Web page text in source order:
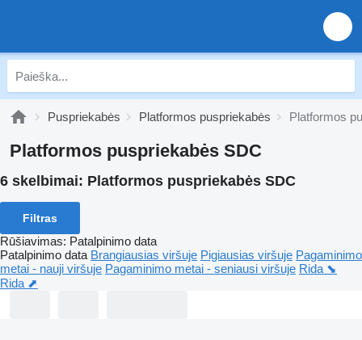
Puspriekabės Platformos puspriekabės Platformos
Platformos puspriekabės SDC
6 skelbimai: Platformos puspriekabės SDC
Filtras
Rūšiavimas: Patalpinimo data
Patalpinimo data Brangiausias viršuje Pigiausias viršuje Pagaminimo
metai - nauji viršuje Pagaminimo metai - seniausi viršuje Rida ⬊
Rida ⬈